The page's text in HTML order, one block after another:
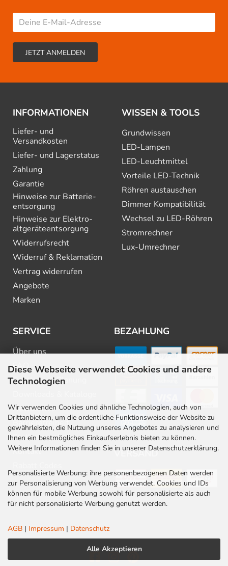
Diese Webseite verwendet Cookies und andere
Technologien
Wir verwenden Cookies und ähnliche Technologien, auch von
Drittanbietern, um die ordentliche Funktionsweise der Website zu
gewährleisten, die Nutzung unseres Angebotes zu analysieren und
Ihnen ein bestmögliches Einkaufserlebnis bieten zu können.
Weitere Informationen finden Sie in unserer Datenschutzerklärung.
Personalisierte Werbung: ihre personenbezogenen Daten werden
zur Personalisierung von Werbung verwendet. Cookies und IDs
können für mobile Werbung sowohl für personalisierte als auch
für nicht personalisierte Werbung genutzt werden.
AGB | Impressum | Datenschutz
Alle Akzeptieren
INFORMATIONEN
Liefer- und
Versandkosten
Liefer- und Lagerstatus
Zahlung
Garantie
Hinweise zur Batterie­
entsorgung
Hinweise zur Elektro­
altgeräte­entsorgung
Widerrufsrecht
Widerruf & Reklamation
Vertrag widerrufen
Angebote
Marken
WISSEN & TOOLS
Grundwissen
LED-Lampen
LED-Leuchtmittel
Vorteile LED-Technik
Röhren austauschen
Dimmer Kompatibilität
Wechsel zu LED-Röhren
Stromrechner
Lux-Umrechner
SERVICE
Über uns
FAQ
Beratung & Planung
Newsletter
Barrierefreiheit
Stellenangebote
Kontakt
BEZAHLUNG
VERSAND